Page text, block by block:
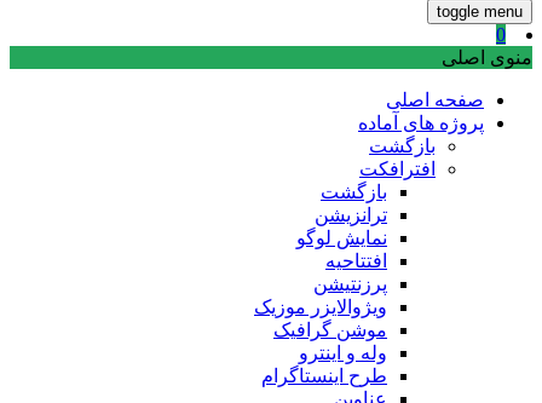
toggle menu
0
منوی اصلی
صفحه اصلی
پروژه های آماده
بازگشت
افترافکت
بازگشت
ترانزیشن
نمایش لوگو
افتتاحیه
پرزنتیشن
ویژوالایزر موزیک
موشن گرافیک
وله و اینترو
طرح اینستاگرام
عناوین